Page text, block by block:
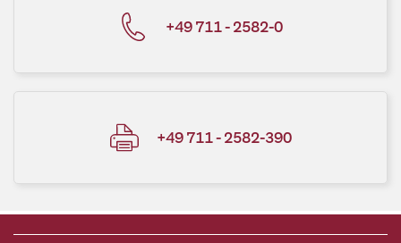
+49 711 - 2582-0
+49 711 - 2582-390